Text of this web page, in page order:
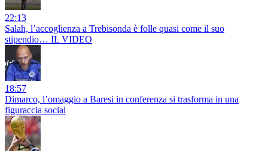
22:13
Salah, l’accoglienza a Trebisonda è folle quasi come il suo
stipendio… IL VIDEO
18:57
Dimarco, l’omaggio a Baresi in conferenza si trasforma in una
figuraccia social